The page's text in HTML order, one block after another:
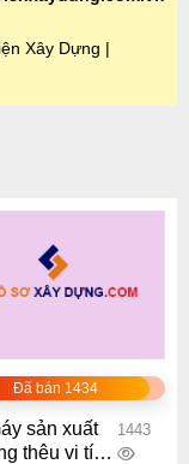
Xây Dựng |
Đã bán 1434
sản xuất
thêu vi tính
1443